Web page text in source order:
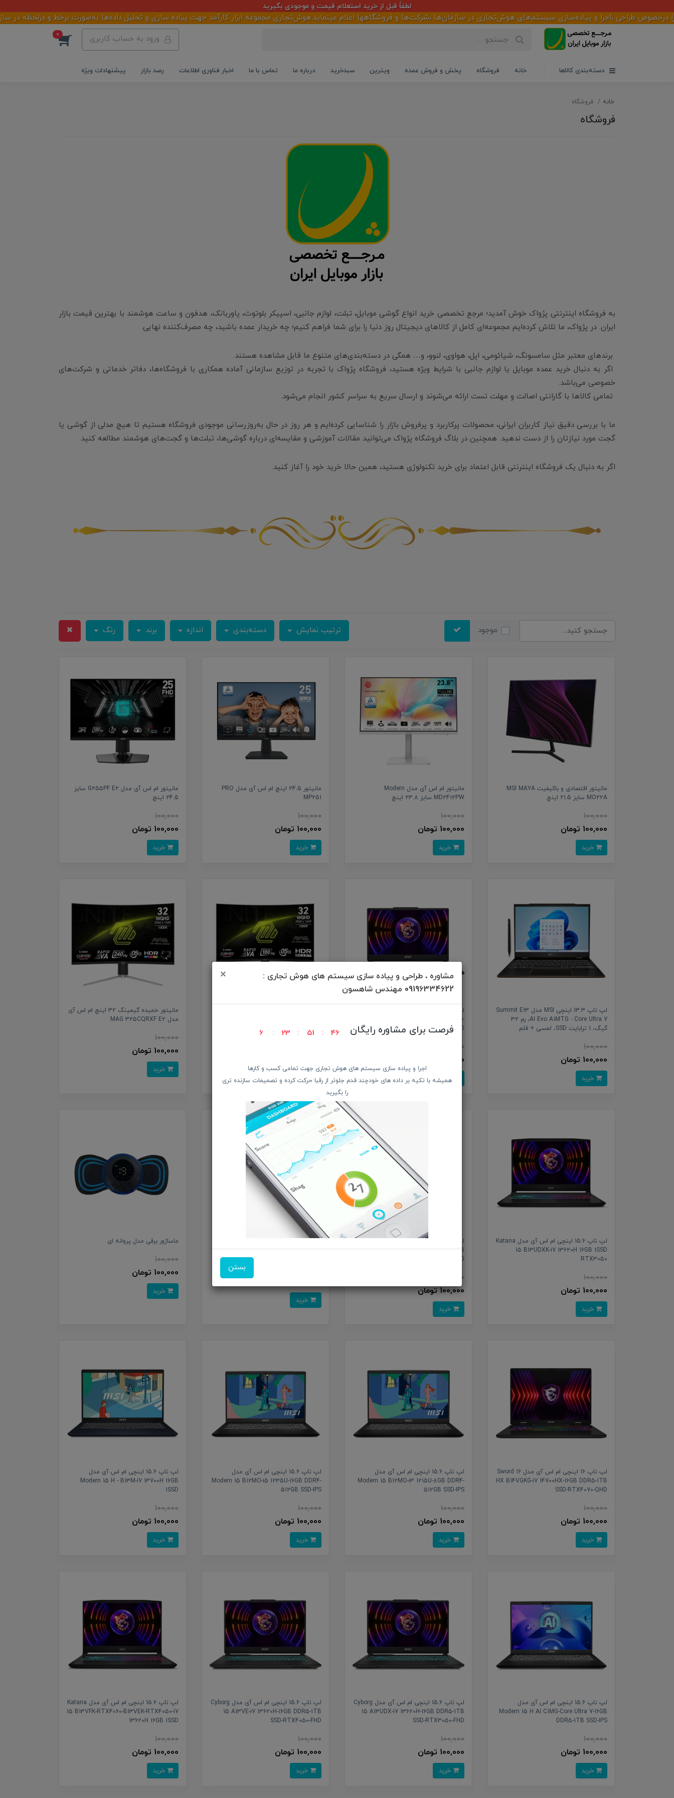
مشاوره ، طراحی و پیاده سازی سیستم های هوش تجاری :
09196334622 مهندس شاهسون
×
فرصت برای مشاوره رایگان 6 23 51 45
اجرا و پیاده سازی سیستم های هوش تجاری جهت تمامی کسب و کارها
همیشه با تکیه بر داده های خودچند قدم جلوتر از رقبا حرکت کرده و تصمیمات سازنده تری
را بگیرید
بستن
لطفاً قبل از خرید استعلام قیمت و موجودی بگیرید
طراحی ،اجرا و پیاده‌سازی سیستم‌های هوش‌تجاری در سازمان‌ها ،شرکت‌ها و فروشگاهها اعلام مینماید.هوش‌تجاری مجموعه ابزار کارآمد جهت پیاده سازی و تحلیل داده‌ها به‌صورت برخط و درلحظه در سازمان شما
ورود به حساب کاربری 0
دسته‌بندی کالاها خانه فروشگاه پخش و فروش عمده ویترین سبدخرید درباره ما تماس با ما اخبار فناوری اطلاعات رصد بازار پیشنهادات ویژه
خانه فروشگاه
فروشگاه
به فروشگاه اینترنتی پژواک خوش آمدید؛ مرجع تخصصی خرید انواع گوشی موبایل، تبلت، لوازم جانبی، اسپیکر بلوتوث، پاوربانک، هدفون و ساعت هوشمند با بهترین قیمت بازار
ایران. در پژواک، ما تلاش کرده‌ایم مجموعه‌ای کامل از کالاهای دیجیتال روز دنیا را برای شما فراهم کنیم؛ چه خریدار عمده باشید، چه مصرف‌کننده نهایی.
برندهای معتبر مثل سامسونگ، شیائومی، اپل، هواوی، لنوو، و… همگی در دسته‌بندی‌های متنوع ما قابل مشاهده هستند.
اگر به دنبال خرید عمده موبایل یا لوازم جانبی با شرایط ویژه هستید، فروشگاه پژواک با تجربه در توزیع سازمانی آماده همکاری با فروشگاه‌ها، دفاتر خدماتی و شرکت‌های
خصوصی می‌باشد.
تمامی کالاها با گارانتی اصالت و مهلت تست ارائه می‌شوند و ارسال سریع به سراسر کشور انجام می‌شود.
ما با بررسی دقیق نیاز کاربران ایرانی، محصولات پرکاربرد و پرفروش بازار را شناسایی کرده‌ایم و هر روز در حال به‌روزرسانی موجودی فروشگاه هستیم تا هیچ مدلی از گوشی یا
گجت مورد نیازتان را از دست ندهید. همچنین در بلاگ فروشگاه پژواک می‌توانید مقالات آموزشی و مقایسه‌ای درباره گوشی‌ها، تبلت‌ها و گجت‌های هوشمند مطالعه کنید.
اگر به دنبال یک فروشگاه اینترنتی قابل اعتماد برای خرید تکنولوژی هستید، همین حالا خرید خود را آغاز کنید.
موجود ترتیب نمایش دسته‌بندی اندازه برند رنگ
مانیتور اقتصادی و باکیفیت MSI MAYA
MO22A سایز 21.5 اینچ
100,000
100,000 تومان
مانیتور ام اس آی مدل Modern
MD2412PW سایز 23.8 اینچ
100,000
100,000 تومان
مانیتور 24.5 اینچ ام اس آی مدل PRO
MP251
100,000
100,000 تومان
مانیتور ام اس آی مدل G255PF E2 سایز
24.5 اینچ
100,000
100,000 تومان
لپ تاپ 13.3 اینچی MSI مدل Summit E13
AI Evo A1MTG - Core Ultra 7، رم 32
گیگ، 1 ترابایت SSD، لمسی + قلم
100,000
100,000 تومان
15 A13UCX-i5 13420H-16GB DDR4-500G-
SSD-RTX2050-FHD
100,000
100,000 تومان
خرید
100,000
خرید
مانیتور خمیده گیمینگ 32 اینچ ام اس آی
مدل MAG 325CQRXF E2
100,000
100,000 تومان
لپ تاپ 15.6 اینچی ام اس آی مدل Katana
15 B13UDXK-i7 13620H 16GB 1SSD
RTX3050
100,000
100,000 تومان
15 B13UCX-i5 13420H-16GB DDR4-500GB
SSD-RTX2050-FHD
100,000
100,000 تومان
TA800 دو پین
ماساژور برقی مدل پروانه ای
100,000
100,000 تومان
لپ تاپ 16 اینچی ام اس آی مدل Sword 16
HX B14VGKG-i7 14700HX-16GB DDR5-1TB
SSD-RTX4070-QHD
100,000
100,000 تومان
لپ تاپ 15.6 اینچی ام اس آی مدل
Modern 15 B12MO-i3 1215U-8GB DDR4-
512GB SSD-IPS
100,000
100,000 تومان
لپ تاپ 15.6 اینچی ام اس آی مدل
Modern 15 B12MO-i5 1235U-16GB DDR4-
512GB SSD-IPS
100,000
100,000 تومان
لپ تاپ 15.6 اینچی ام اس آی مدل
Modern 15 H - B13M-i7 13700H 16GB
1SSD
100,000
100,000 تومان
لپ تاپ 15.6 اینچی ام اس آی مدل
Modern 15 H AI C1MG-Core Ultra 7-16GB
DDR5-1TB SSD-IPS
100,000
100,000 تومان
لپ تاپ 15.6 اینچی ام اس آی مدل Cyborg
15 A13UDX-i7 13620H-16GB DDR5-1TB
SSD-RTX3050-FHD
100,000
100,000 تومان
لپ تاپ 15.6 اینچی ام اس آی مدل Cyborg
15 A13VE-i7 13620H-16GB DDR5-1TB
SSD-RTX4050-FHD
100,000
100,000 تومان
لپ تاپ 15.6 اینچی ام اس آی مدل Katana
15 B13VFK-RTX4060-B13VEK-RTX4050-i7
13620H 16GB 1SSD
100,000
100,000 تومان